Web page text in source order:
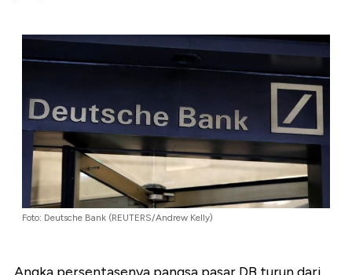
Foto: Deutsche Bank (REUTERS/Andrew Kelly)